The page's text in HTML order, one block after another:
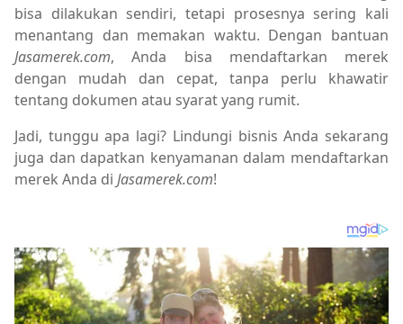
bisa dilakukan sendiri, tetapi prosesnya sering kali
menantang dan memakan waktu. Dengan bantuan
Jasamerek.com, Anda bisa mendaftarkan merek
dengan mudah dan cepat, tanpa perlu khawatir
tentang dokumen atau syarat yang rumit.
Jadi, tunggu apa lagi? Lindungi bisnis Anda sekarang
juga dan dapatkan kenyamanan dalam mendaftarkan
merek Anda di Jasamerek.com!